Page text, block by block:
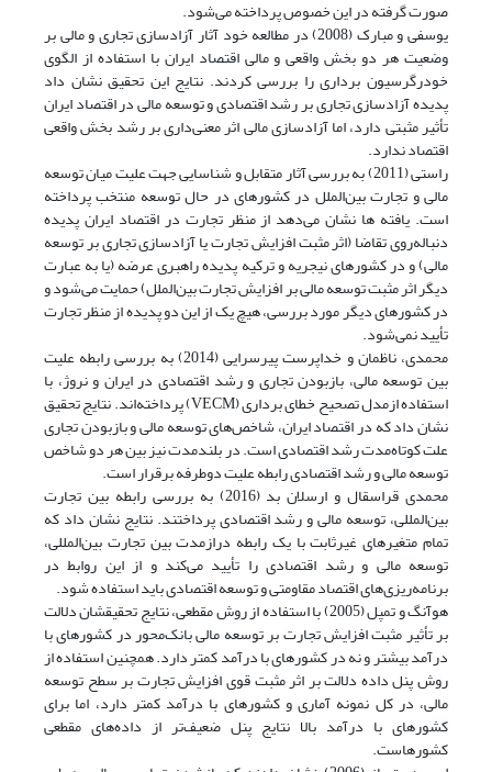
صورت گرفته در این خصوص پرداخته می‌شود.
یوسفی و مبارک (2008) در مطالعه خود آثار آزاد‌سازی تجاری و مالی بر
وضعیت هر دو بخش واقعی و مالی اقتصاد ایران با استفاده از الگوی
خودرگرسیون برداری را بررسی کردند. نتایج این تحقیق نشان داد
پدیده آزادسازی تجاری بر رشد اقتصادی و توسعه مالی در اقتصاد ایران
تأثیر مثبتی دارد، اما آزادسازی مالی اثر معنی‌داری بر رشد بخش واقعی
اقتصاد ندارد.
راستی (2011) به بررسی آثار متقابل و شناسایی جهت علیت میان توسعه
مالی و تجارت بین‌الملل در کشورهای در حال توسعه منتخب پرداخته
است. یافته ها نشان می‌دهد از منظر تجارت در اقتصاد ایران پدیده
دنباله‌روی تقاضا (اثر مثبت افزایش تجارت یا آزادسازی تجاری بر توسعه
مالی) و در کشورهای نیجریه و ترکیه پدیده راهبری عرضه (یا به عبارت
دیگر اثر مثبت توسعه مالی بر افزایش تجارت بین‌الملل) حمایت می‌شود و
در کشورهای دیگر مورد بررسی، هیچ یک از این دو پدیده از منظر تجارت
تأیید نمی‌شود.
محمدی، ناظمان و خداپرست پیرسرایی (2014) به بررسی رابطه علیت
بین توسعه مالی، باز‌بودن تجاری و رشد اقتصادی در ایران و نروژ، با
استفاده ازمدل تصحیح خطای برداری (VECM) پرداخته‌اند. نتایج تحقیق
نشان داد که در اقتصاد ایران، شاخص­‌های توسعه مالی و باز‌بودن تجاری
علت کوتاه‌­مدت رشد اقتصادی است. در بلندمدت نیز بین هر دو شاخص
توسعه مالی و رشد اقتصادی رابطه علیت دوطرفه برقرار است.
محمدی قراسقال و ارسلان بد (2016) به بررسی رابطه بین تجارت
بین‌المللی، توسعه مالی و رشد اقتصادی پرداختند. نتایج نشان داد که
تمام متغیرهای غیرثابت با یک رابطه درازمدت بین تجارت بین‌المللی،
توسعه مالی و رشد اقتصادی را تأیید می‌کند و از این روابط در
برنامه‌ریزی‌های اقتصاد مقاومتی و توسعه اقتصادی باید استفاده شود.
هوآنگ و تمپل (2005) با استفاده از روش مقطعی، نتایج تحقیقشان دلالت
بر تأثیر مثبت افزایش تجارت بر توسعه مالی بانک‌محور در کشورهای با
درآمد بیشتر و نه در کشورهای با درآمد کمتر دارد. همچنین استفاده از
روش پنل داده دلالت بر اثر مثبت قوی افزایش تجارت بر سطح توسعه
مالی، در کل نمونه آماری و کشورهای با درآمد کمتر دارد، اما برای
کشورهای با درآمد بالا نتایج پنل ضعیف‌تر از داده‌های مقطعی
کشورهاست.